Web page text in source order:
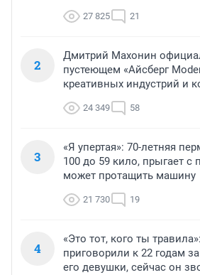
27 825 21
2
Дмитрий Махонин
пустеющем «Айсберг
креативных индустрий и
24 349 58
3
«Я упертая»: 70-летняя
100 до 59 кило, прыгает
может протащить машину
21 730 19
4
«Это тот, кого ты
приговорили к 22 годам
его девушки, сейчас он